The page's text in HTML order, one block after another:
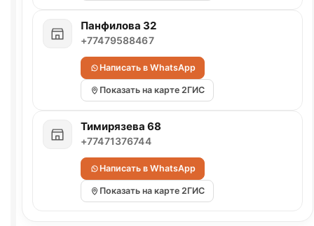
Панфилова 32
+77479588467
Написать в WhatsApp
Показать на карте 2ГИС
Тимирязева 68
+77471376744
Написать в WhatsApp
Показать на карте 2ГИС